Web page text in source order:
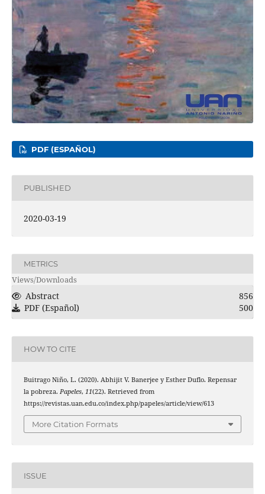
PDF (ESPAÑOL)
PUBLISHED
2020-03-19
METRICS
Views/Downloads
Abstract
856
PDF (Español)
500
HOW TO CITE
Buitrago Niño, L. (2020). Abhijit V. Banerjee y Esther Duflo. Repensar
la pobreza. Papeles, 11(22). Retrieved from
https://revistas.uan.edu.co/index.php/papeles/article/view/613
More Citation Formats
ISSUE